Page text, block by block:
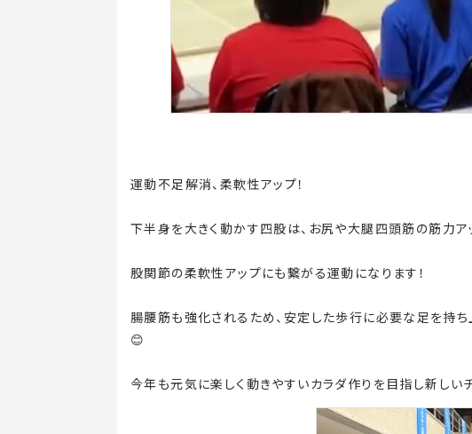
運動不足解消、柔軟性アップ！
下半身を大きく動かす四股は、お尻や大腿四頭筋の筋力ア
股関節の柔軟性アップにも繋がる運動になります！
腸腰筋も強化されるため、安定した歩行に必要な足を持
😊
今年も元気に楽しく動きやすいカラダ作りを目指し新しい